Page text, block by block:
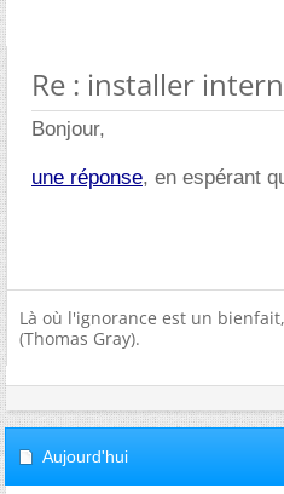
Re : installer
Bonjour,
une réponse, en espérant
Là où l'ignorance est un
(Thomas Gray).
Aujourd'hui